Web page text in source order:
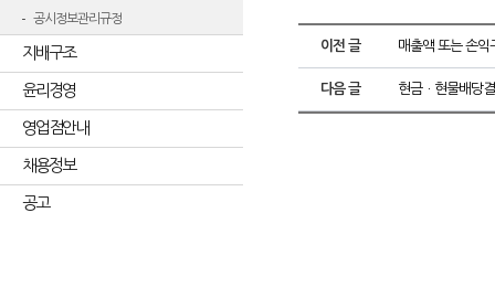
공시정보관리규정
지배구조
윤리경영
영업점안내
채용정보
공고
이전 글 매출액 또는 손
다음 글 현금ㆍ현물배당